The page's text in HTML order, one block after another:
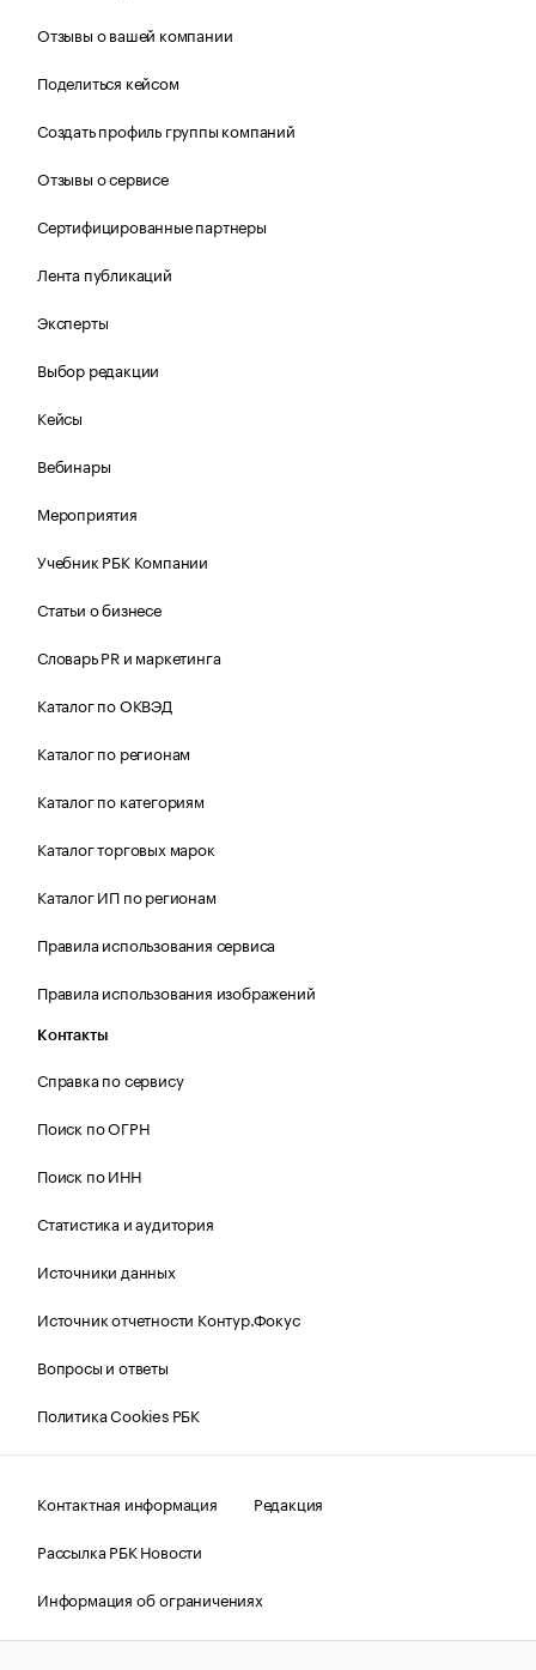
Отзывы о вашей компании
Поделиться кейсом
Создать профиль группы компаний
Отзывы о сервисе
Сертифицированные партнеры
Лента публикаций
Эксперты
Выбор редакции
Кейсы
Вебинары
Мероприятия
Учебник РБК Компании
Статьи о бизнесе
Словарь PR и маркетинга
Каталог по ОКВЭД
Каталог по регионам
Каталог по категориям
Каталог торговых марок
Каталог ИП по регионам
Правила использования сервиса
Правила использования изображений
Контакты
Справка по сервису
Поиск по ОГРН
Поиск по ИНН
Статистика и аудитория
Источники данных
Источник отчетности Контур.Фокус
Вопросы и ответы
Политика Cookies РБК
Контактная информация
Редакция
Рассылка РБК Новости
Информация об ограничениях
Правовая информация
О соблюдении авторских прав